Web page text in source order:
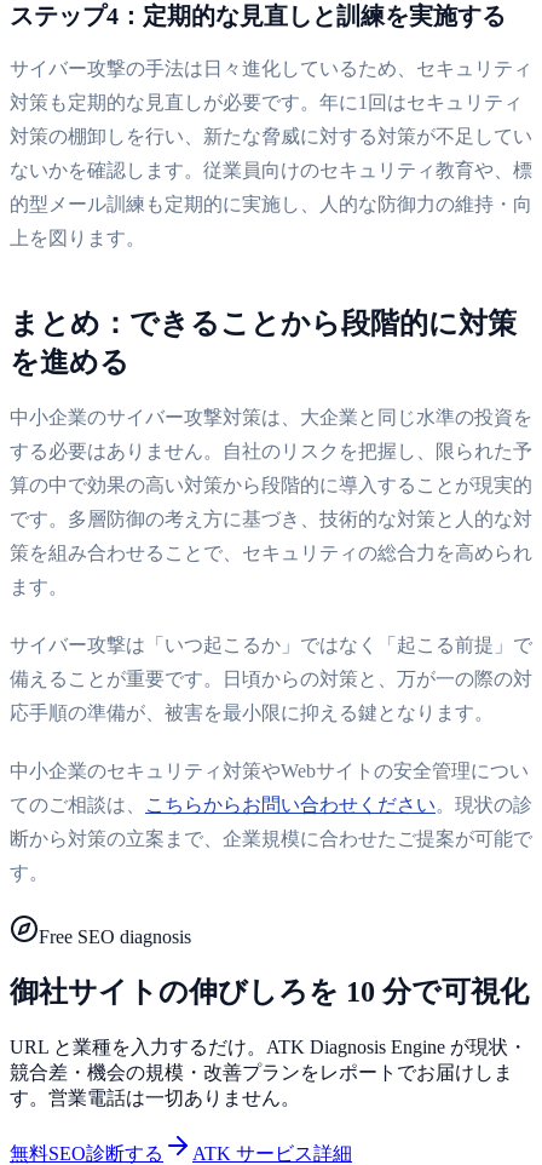
ステップ4：定期的な見直しと訓練を実施する
サイバー攻撃の手法は日々進化しているため、セキュリティ
対策も定期的な見直しが必要です。年に1回はセキュリティ
対策の棚卸しを行い、新たな脅威に対する対策が不足してい
ないかを確認します。従業員向けのセキュリティ教育や、標
的型メール訓練も定期的に実施し、人的な防御力の維持・向
上を図ります。
まとめ：できることから段階的に対策
を進める
中小企業のサイバー攻撃対策は、大企業と同じ水準の投資を
する必要はありません。自社のリスクを把握し、限られた予
算の中で効果の高い対策から段階的に導入することが現実的
です。多層防御の考え方に基づき、技術的な対策と人的な対
策を組み合わせることで、セキュリティの総合力を高められ
ます。
サイバー攻撃は「いつ起こるか」ではなく「起こる前提」で
備えることが重要です。日頃からの対策と、万が一の際の対
応手順の準備が、被害を最小限に抑える鍵となります。
中小企業のセキュリティ対策やWebサイトの安全管理につい
てのご相談は、
こちらからお問い合わせください。現状の診
断から対策の立案まで、企業規模に合わせたご提案が可能で
す。
Free SEO diagnosis
御社サイトの伸びしろを 10 分で可視化
URL と業種を入力するだけ。ATK Diagnosis Engine が現状・
競合差・機会の規模・改善プランをレポートでお届けしま
す。営業電話は一切ありません。
無料SEO診断する ATK サービス詳細